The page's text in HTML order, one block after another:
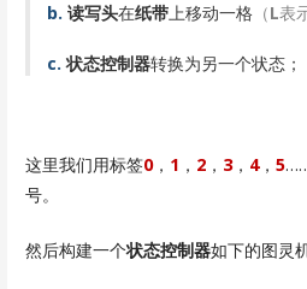
b. 读写头在纸带上移动一格 （L表
c. 状态控制器转换为另一个状态；
这里我们用标签0， 1 ， 2， 3， 4， 5
号。
然后构建一个状态控制器如下的图灵